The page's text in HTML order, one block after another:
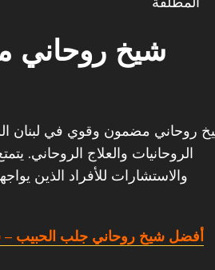
شيخ روحاني
روحاني مضمون وقوي في لبنان
الروحانيات والعلاج الروحاني.
والاستشارات للأفراد الذين
أفضل شيخ روحاني جلب الحبيب –